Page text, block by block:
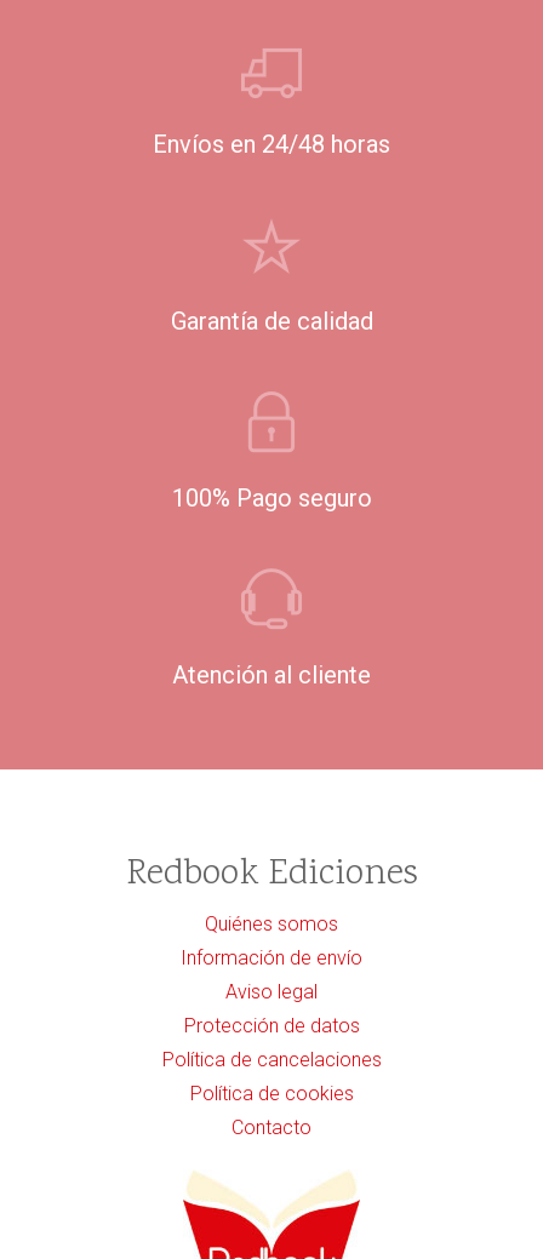
Envíos en 24/48 horas
Garantía de calidad
100% Pago seguro
Atención al cliente
Redbook Ediciones
Quiénes somos
Información de envío
Aviso legal
Protección de datos
Política de cancelaciones
Política de cookies
Contacto